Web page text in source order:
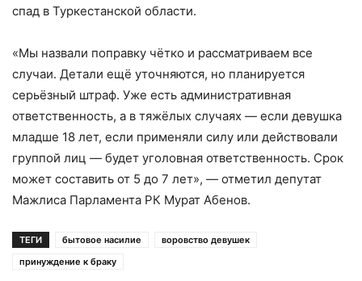
спад в Туркестанской области.
«Мы назвали поправку чётко и рассматриваем все
случаи. Детали ещё уточняются, но планируется
серьёзный штраф. Уже есть административная
ответственность, а в тяжёлых случаях — если девушка
младше 18 лет, если применяли силу или действовали
группой лиц — будет уголовная ответственность. Срок
может составить от 5 до 7 лет», — отметил депутат
Мажлиса Парламента РК Мурат Абенов.
ТЕГИ бытовое насилие
воровство девушек
принуждение к браку